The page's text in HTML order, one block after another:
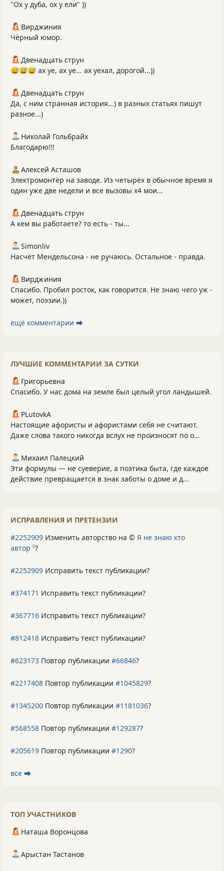
"Ох у дуба, ох у ели" ))
Вирджиния
Чёрный юмор.
Двенадцать струн
😅😅😅 ах уе, ах уе... ах уехал, дорогой...))
Двенадцать струн
Да, с ним странная история...) в разных статьях пишут
разное...)
Николай Гольбрайх
Благодарю!!!
Алексей Асташов
Электромонтёр на заводе. Из четырёх в обычное время я
один уже две недели и все вызовы х4 мои...
Двенадцать струн
А кем вы работаете? то есть - ты...
Simonliv
Насчёт Мендельсона - не ручаюсь. Остальное - правда.
Вирджиния
Спасибо. Пробил росток, как говорится. Не знаю чего уж -
может, поэзии.))
ещё комментарии ⮕
ЛУЧШИЕ КОММЕНТАРИИ ЗА СУТКИ
Григорьевна
Спасибо. У нас дома на земле был целый угол ландышей.
PLutоvkА
Настоящие афористы и афористами себя не считают.
Даже слова такого никогда вслух не произносят по о...
Михаил Палецкий
Эти формулы — не суеверие, а поэтика быта, где каждое
действие превращается в знак заботы о доме и д...
ИСПРАВЛЕНИЯ И ПРЕТЕНЗИИ
#2252909 Изменить авторство на © Я не знаю кто
автор 0?
#2252909 Исправить текст публикации?
#374171 Исправить текст публикации?
#367716 Исправить текст публикации?
#812418 Исправить текст публикации?
#623173 Повтор публикации #66846?
#2217408 Повтор публикации #1045829?
#1345200 Повтор публикации #1181036?
#568558 Повтор публикации #129287?
#205619 Повтор публикации #1290?
все ⮕
ТОП УЧАСТНИКОВ
Наташа Воронцова
Арыстан Тастанов